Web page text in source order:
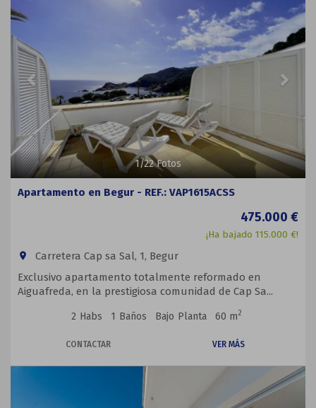
1 /22Fotos
Apartamento en Begur - REF.: VAP1615ACSS
475.000 €
¡Ha bajado 115.000 €!
room
Carretera Cap sa Sal, 1, Begur
Exclusivo apartamento totalmente reformado en
Aiguafreda, en la prestigiosa comunidad de Cap Sa...
2 Habs 1 Baños Bajo Planta 60 m2
CONTACTAR VER MÁS
Next